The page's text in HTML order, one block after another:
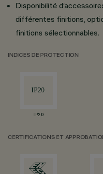
Disponibilité
différentes finitions,
finitions sélectionnables.
INDICES DE PROTECTION
IP20
CERTIFICATIONS ET